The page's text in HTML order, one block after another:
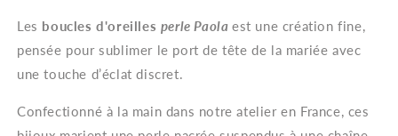
Boucles
d&#39;oreilles
Perle
Boucles
d&#39;oreilles
Perle
Les boucles d'oreilles perlePaolaest une création fine,
pensée pour sublimer le port de tête de la mariée avec
une touche d’éclat discret.
Confectionné à la main dans notre atelier en France, ces